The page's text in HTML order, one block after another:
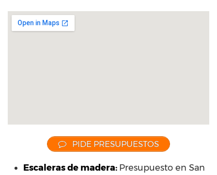
PIDE PRESUPUESTOS
Escaleras de madera: Presupuesto en San